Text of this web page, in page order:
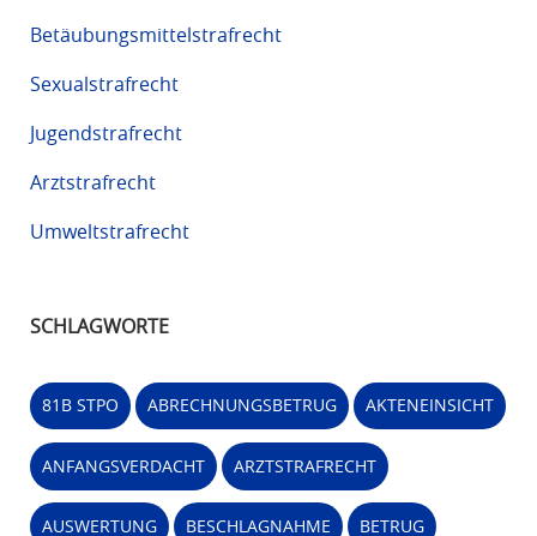
Betäubungsmittelstrafrecht
Sexualstrafrecht
Jugendstrafrecht
Arztstrafrecht
Umweltstrafrecht
SCHLAGWORTE
81B STPO ABRECHNUNGSBETRUG AKTENEINSICHT
ANFANGSVERDACHT ARZTSTRAFRECHT
AUSWERTUNG BESCHLAGNAHME BETRUG